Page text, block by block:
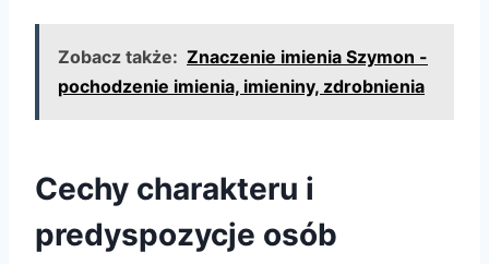
Zobacz także: Znaczenie imienia Szymon -
pochodzenie imienia, imieniny, zdrobnienia
Cechy charakteru i
predyspozycje osób